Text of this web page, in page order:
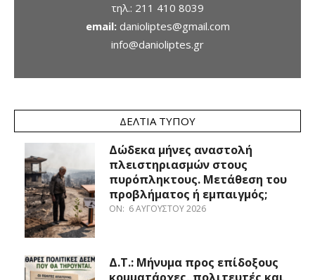
τηλ.: 211 410 8039
email: danioliptes@gmail.com
info@danioliptes.gr
ΔΕΛΤΊΑ ΤΎΠΟΥ
Δώδεκα μήνες αναστολή
πλειστηριασμών στους
πυρόπληκτους. Μετάθεση του
προβλήματος ή εμπαιγμός;
ON: 6 ΑΥΓΟΎΣΤΟΥ 2026
Δ.Τ.: Μήνυμα προς επίδοξους